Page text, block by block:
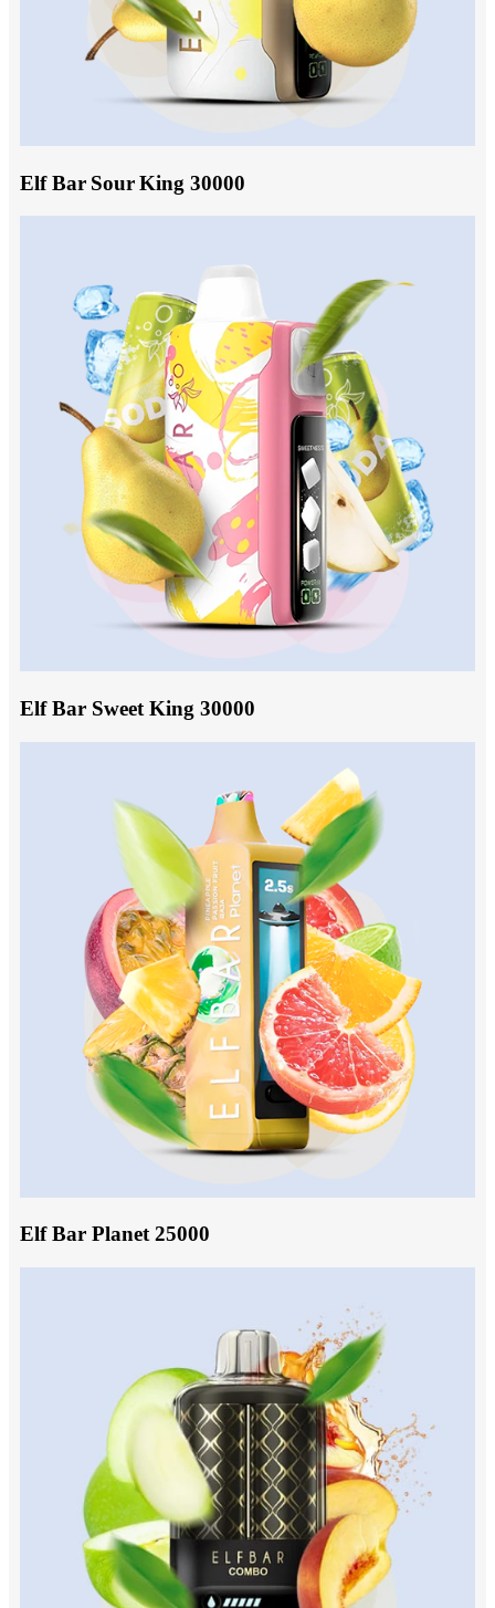
Elf Bar Sour King 30000
Elf Bar Sweet King 30000
Elf Bar Planet 25000